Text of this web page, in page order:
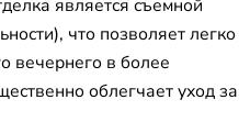
является съемной
что позволяет легко
вечернего в более
облегчает уход за